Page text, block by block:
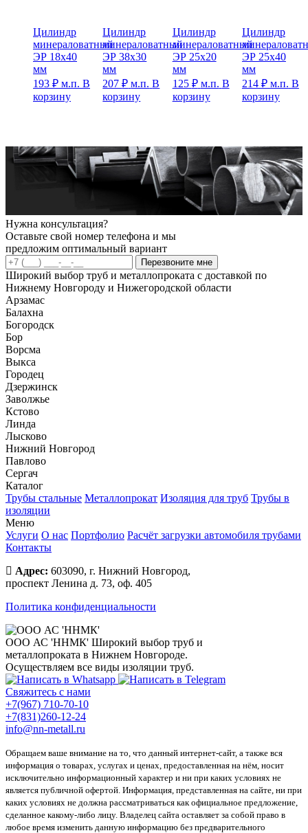
Цилиндр
минераловатный
ЭР 18х40
мм
193 ₽ м.п. В
корзину
Цилиндр
минераловатный
ЭР 38х30
мм
207₽ м.п. В
корзину
Цилиндр
минераловатный
ЭР 25х20
мм
125 ₽ м.п. В
корзину
Цилиндр
ЭР 25х40
мм
214 ₽ м.п. В
корзину
Нужна консультация?
Оставьте свой номер телефона и мы
предложим оптимальный вариант
Перезвоните мне
Широкий выбор труб и металлопроката с доставкой по
Нижнему Новгороду и Нижегородской области
Арзамас
Балахна
Богородск
Бор
Ворсма
Выкса
Городец
Дзержинск
Заволжье
Кстово
Линда
Лысково
Нижний Новгород
Павлово
Сергач
Каталог
Трубы стальные Металлопрокат Изоляция для труб Трубы в
изоляции
Меню
Услуги О нас Портфолио Расчёт загрузки автомобиля трубами
Контакты
Адрес: 603090, г. Нижний Новгород,
проспект Ленина д. 73, оф. 405
Политика конфиденциальности
ООО АС 'ННМК' Широкий выбор труб и
металлопроката в Нижнем Новгороде.
Осуществляем все виды изоляции труб.
Свяжитесь с нами
+7(967) 710-70-10
+7(831)260-12-24
info@nn-metall.ru
Обращаем ваше внимание на то, что данный интернет-сайт, а также вся
информация о товарах, услугах и ценах, предоставленная на нём, носит
исключительно информационный характер и ни при каких условиях не
является публичной офертой. Информация, представленная на сайте, ни при
каких условиях не должна рассматриваться как официальное предложение,
сделанное какому-либо лицу. Владелец сайта оставляет за собой право в
любое время изменить данную информацию без предварительного